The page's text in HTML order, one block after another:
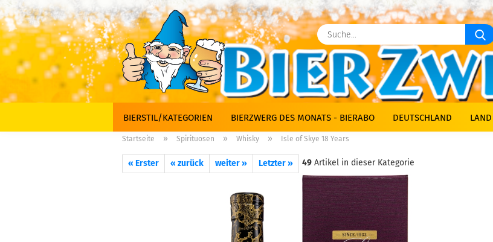
BIERSTIL/KATEGORIEN BIERZWERG DES MONATS - BIERABO DEUTSCHLAND LAND
Startseite » Spirituosen » Whisky » Isle of Skye 18 Years
« Erster « zurück weiter » Letzter » 49 Artikel in dieser Kategorie